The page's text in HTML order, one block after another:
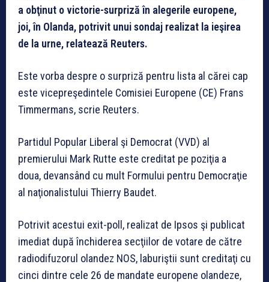
a obţinut o victorie-surpriză în alegerile europene,
joi, în Olanda, potrivit unui sondaj realizat la ieşirea
de la urne, relatează Reuters.
Este vorba despre o surpriză pentru lista al cărei cap
este vicepreşedintele Comisiei Europene (CE) Frans
Timmermans, scrie Reuters.
Partidul Popular Liberal şi Democrat (VVD) al
premierului Mark Rutte este creditat pe poziţia a
doua, devansând cu mult Formului pentru Democraţie
al naţionalistului Thierry Baudet.
Potrivit acestui exit-poll, realizat de Ipsos şi publicat
imediat după închiderea secţiilor de votare de către
radiodifuzorul olandez NOS, laburiştii sunt creditaţi cu
cinci dintre cele 26 de mandate europene olandeze,